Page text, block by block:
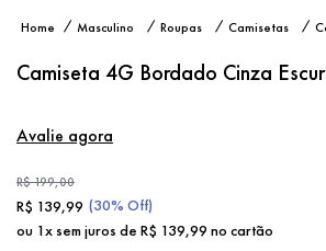
Masculino Roupas Camisetas
Camiseta 4G Bordado Cinza
Avalie agora
R$199,00
R$ 139,99 (30% Off)
ou 1x sem juros de R$ 139,99 no cartão